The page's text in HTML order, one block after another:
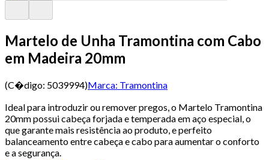
Martelo de Unha Tramontina com Cabo
em Madeira 20mm
(C�digo: 5039994)Marca: Tramontina
Ideal para introduzir ou remover pregos, o Martelo Tramontina
20mm possui cabeça forjada e temperada em aço especial, o
que garante mais resistência ao produto, e perfeito
balanceamento entre cabeça e cabo para aumentar o conforto
e a segurança.